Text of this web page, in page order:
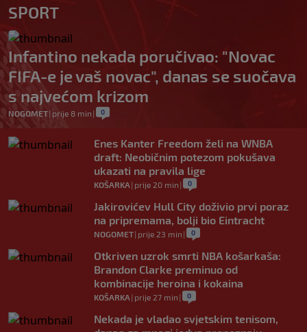
SPORT
Infantino nekada poručivao: "Novac
FIFA-e je vaš novac", danas se suočava
s najvećom krizom
NOGOMET| prije 8 min | 0
Enes Kanter Freedom želi na WNBA
draft: Neobičnim potezom pokušava
ukazati na pravila lige
KOŠARKA | prije 20 min | 0
Jakirovićev Hull City doživio prvi poraz
na pripremama, bolji bio Eintracht
NOGOMET| prije 23 min | 0
Otkriven uzrok smrti NBA košarkaša:
Brandon Clarke preminuo od
kombinacije heroina i kokaina
KOŠARKA | prije 27 min | 0
Nekada je vladao svjetskim tenisom,